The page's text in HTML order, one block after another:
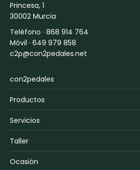
Princesa, 1
30002 Murcia
Teléfono · 868 914 764
Móvil · 649 979 858
c2p@con2pedales.net
con2pedales
Productos
Servicios
Taller
Ocasión